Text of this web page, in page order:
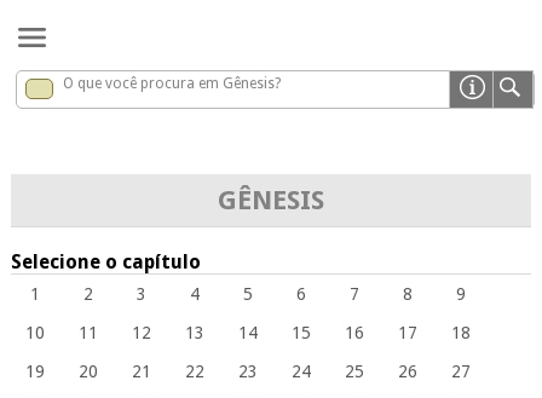
Gênesis x
O que você procura em Gênesis?
GÊNESIS
Selecione o capítulo
1 2 3 4 5 6 7 8
9
10
11 12 13 14 15 16 17
18
19
20 21 22 23 24 25 26
27